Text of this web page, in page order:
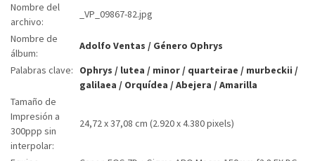
Nombre del
archivo:
_VP_09867-82.jpg
Nombre de
álbum:
Adolfo Ventas / Género Ophrys
Palabras clave:
Ophrys / lutea / minor / quarteirae / murbeckii /
galilaea / Orquídea /Abejera /Amarilla
Tamaño de
Impresión a
300ppp sin
interpolar:
24,72 x 37,08 cm (2.920 x 4.380 pixels)